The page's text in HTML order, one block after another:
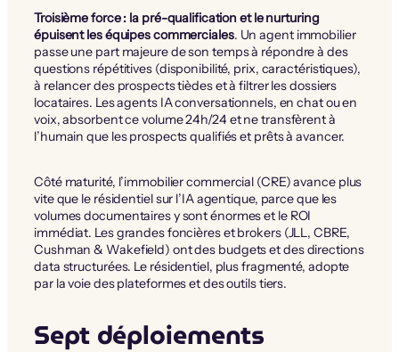
Troisième force : la pré-qualification et le nurturing
épuisent les équipes commerciales. Un agent immobilier
passe une part majeure de son temps à répondre à des
questions répétitives (disponibilité, prix, caractéristiques),
à relancer des prospects tièdes et à filtrer les dossiers
locataires. Les agents IA conversationnels, en chat ou en
voix, absorbent ce volume 24h/24 et ne transfèrent à
l’humain que les prospects qualifiés et prêts à avancer.
Côté maturité, l’immobilier commercial (CRE) avance plus
vite que le résidentiel sur l’IA agentique, parce que les
volumes documentaires y sont énormes et le ROI
immédiat. Les grandes foncières et brokers (JLL, CBRE,
Cushman & Wakefield) ont des budgets et des directions
data structurées. Le résidentiel, plus fragmenté, adopte
par la voie des plateformes et des outils tiers.
Sept déploiements